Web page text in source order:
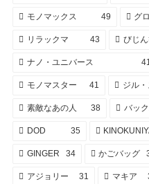
モノマックス 49 グ
リラックマ 43 びじ
ナノ・ユニバース
モノマスター 41 ジル
素敵なあの人 38 バッ
DOD 35
GINGER 34 かごバッグ
アジョリー 31 マキア